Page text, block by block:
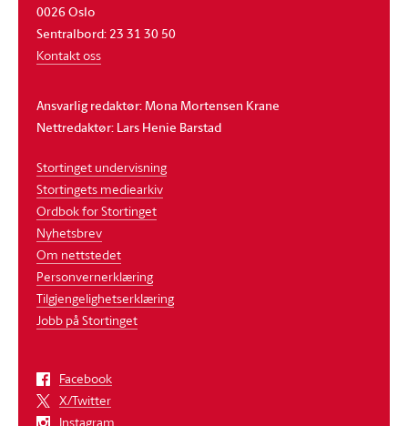
0026 Oslo
Sentralbord: 23 31 30 50
Kontakt oss
Ansvarlig redaktør: Mona Mortensen Krane
Nettredaktør: Lars Henie Barstad
Stortinget undervisning
Stortingets mediearkiv
Ordbok for Stortinget
Nyhetsbrev
Om nettstedet
Personvernerklæring
Tilgjengelighetserklæring
Jobb på Stortinget
Facebook
X/Twitter
Instagram